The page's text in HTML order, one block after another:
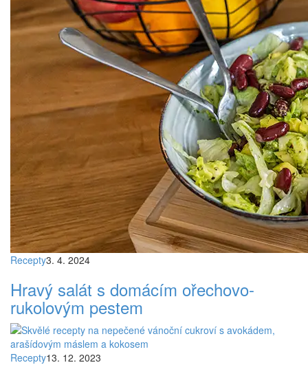
Recepty3. 4. 2024
Hravý salát s domácím ořechovo-
rukolovým pestem
Recepty13. 12. 2023